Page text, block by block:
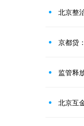
北京整
京都贷
监管释
北京互